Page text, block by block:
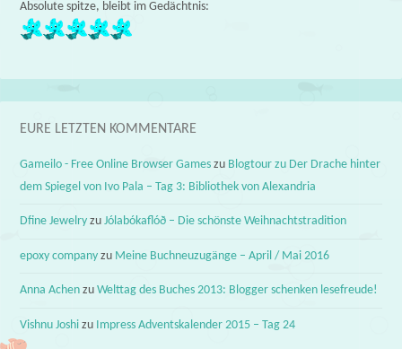
Absolute spitze, bleibt im Gedächtnis:
EURE LETZTEN KOMMENTARE
Gameilo - Free Online Browser Games zu Blogtour zu Der Drache hinter
dem Spiegel von Ivo Pala – Tag 3: Bibliothek von Alexandria
Dfine Jewelry zuJólabókaflóð – Die schönste Weihnachtstradition
epoxy company zu Meine Buchneuzugänge – April / Mai 2016
Anna Achen zuWelttag des Buches 2013: Blogger schenken lesefreude!
Vishnu Joshi zu Impress Adventskalender 2015 – Tag 24